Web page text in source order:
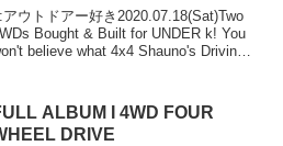
1
アウトドアー好き2020.07.18(Sat)Two
Bought & Built for UNDER k! You
believe what 4x4 Shauno's Driving!
ALBUM I 4WD FOUR
DRIVE